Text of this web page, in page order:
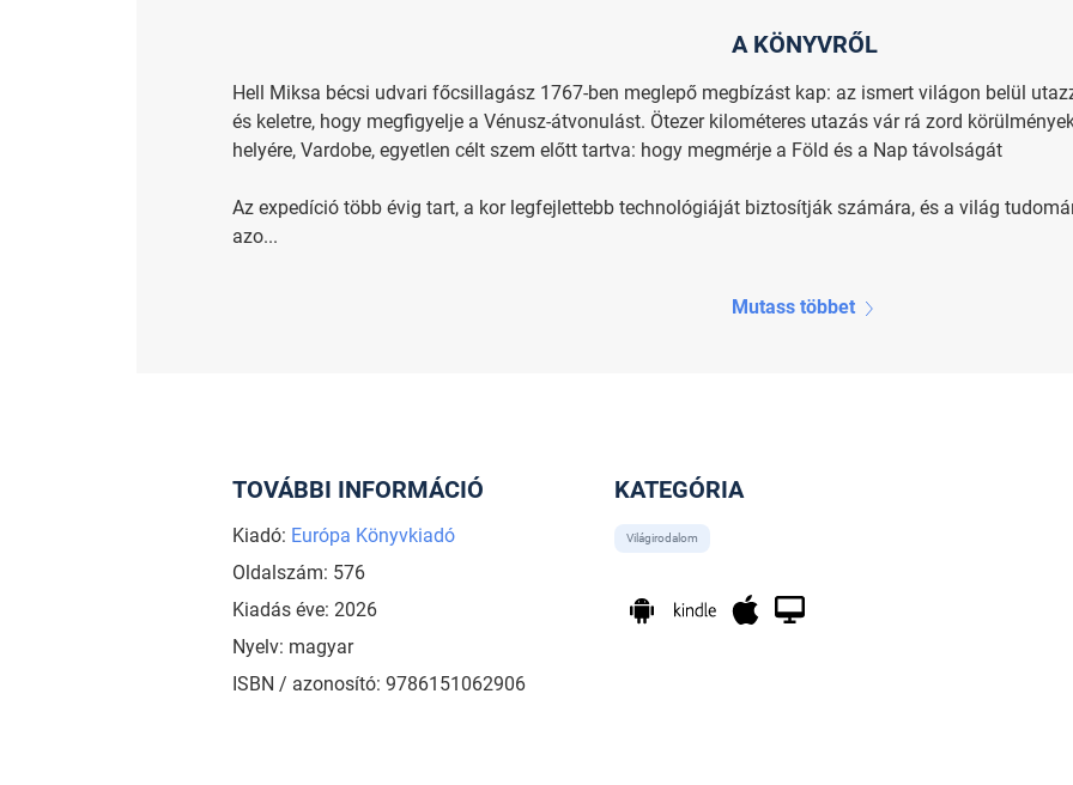
A KÖNYVRŐL
Hell Miksa bécsi udvari főcsillagász 1767-ben meglepő megbízást kap: az ismert világon belül
és keletre, hogy megfigyelje a Vénusz-átvonulást. Ötezer kilométeres utazás vár rá zord
helyére, Vardobe, egyetlen célt szem előtt tartva: hogy megmérje a Föld és a Nap távolságát
Az expedíció több évig tart, a kor legfejlettebb technológiáját biztosítják számára, és a világ
azo...
Mutass többet
TOVÁBBI INFORMÁCIÓ
Kiadó: Európa Könyvkiadó
Oldalszám: 576
Kiadás éve: 2026
Nyelv: magyar
ISBN / azonosító: 9786151062906
KATEGÓRIA
Világirodalom